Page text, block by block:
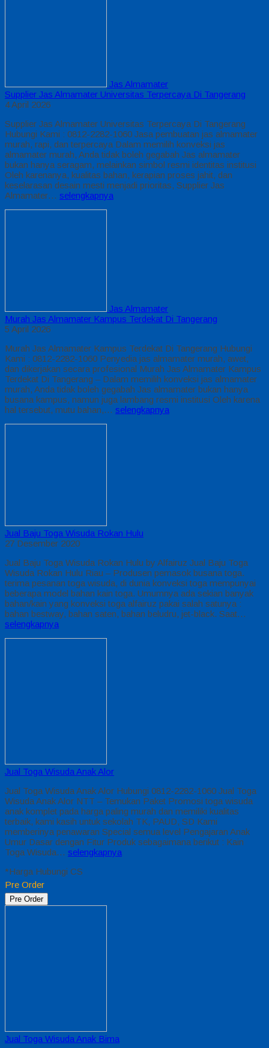
Jas Almamater
Supplier Jas Almamater Universitas Terpercaya Di Tangerang
4 April 2026
Supplier Jas Almamater Universitas Terpercaya Di Tangerang
Hubungi Kami : 0812-2282-1060 Jasa pembuatan jas almamater
murah, rapi, dan terpercaya Dalam memilih konveksi jas
almamater murah, Anda tidak boleh gegabah Jas almamater
bukan hanya seragam, melainkan simbol resmi identitas institusi
Oleh karenanya, kualitas bahan, kerapian proses jahit, dan
keselarasan desain mesti menjadi prioritas, Supplier Jas
Almamater… selengkapnya
Jas Almamater
Murah Jas Almamater Kampus Terdekat Di Tangerang
5 April 2026
Murah Jas Almamater Kampus Terdekat Di Tangerang Hubungi
Kami : 0812-2282-1060 Penyedia jas almamater murah, awet,
dan dikerjakan secara profesional Murah Jas Almamater Kampus
Terdekat Di Tangerang – Dalam memilih konveksi jas almamater
murah, Anda tidak boleh gegabah Jas almamater bukan hanya
busana kampus, namun juga lambang resmi institusi Oleh karena
hal tersebut, mutu bahan,… selengkapnya
Jual Baju Toga Wisuda Rokan Hulu
27 Desember 2020
Jual Baju Toga Wisuda Rokan Hulu by Alfairuz Jual Baju Toga
Wisuda Rokan Hulu Riau – Produsen pemasok busana toga.
terima pesanan toga wisuda, di dunia konveksi toga mempunyai
beberapa model bahan kain toga. Umumnya ada sekian banyak
bahan/kain yang konveksi toga alfairuz pakai salah satunya :
bahan bestway, bahan saten, bahan beludru, jet-black. Saat…
selengkapnya
Jual Toga Wisuda Anak Alor
Jual Toga Wisuda Anak Alor Hubungi 0812-2282-1060 Jual Toga
Wisuda Anak Alor NTT – Temukan Paket Promosi toga wisuda
anak komplet pada harga paling murah dan memiliki kualitas
terbaik, kami kasih untuk sekolah TK, PAUD, SD Kami
memberinya penawaran Special semua level Pengajaran Anak
Umur Dasar dengan Fitur Produk sebagaimana berikut : Kain
Toga Wisuda… selengkapnya
*Harga Hubungi CS
Pre Order
Pre Order
Jual Toga Wisuda Anak Bima